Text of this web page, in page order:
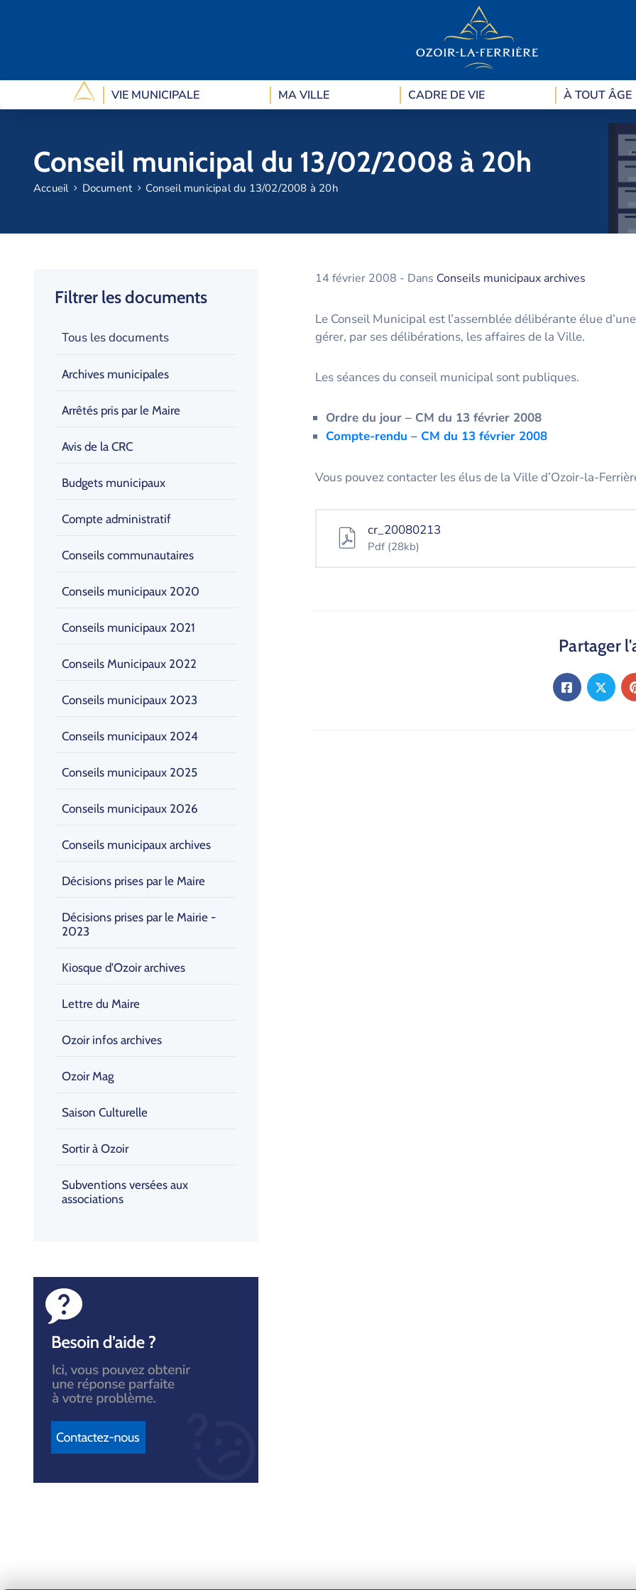
VIE MUNICIPALE MA VILLE CADRE DE VIE À TOUT ÂGE
Conseil municipal du 13/02/2008 à 20h
Accueil Document Conseil municipal du 13/02/2008 à 20h
Filtrer les documents
Tous les documents
Archives municipales
Arrêtés pris par le Maire
Avis de la CRC
Budgets municipaux
Compte administratif
Conseils communautaires
Conseils municipaux 2020
Conseils municipaux 2021
Conseils Municipaux 2022
Conseils municipaux 2023
Conseils municipaux 2024
Conseils municipaux 2025
Conseils municipaux 2026
Conseils municipaux archives
Décisions prises par le Maire
Décisions prises par le Mairie -
2023
Kiosque d'Ozoir archives
Lettre du Maire
Ozoir infos archives
Ozoir Mag
Saison Culturelle
Sortir à Ozoir
Subventions versées aux
associations
14 février 2008 - Dans Conseils municipaux archives
Le Conseil Municipal est l’assemblée délibérante élue
gérer, par ses délibérations, les affaires de la Ville.
Les séances du conseil municipal sont publiques.
Ordre du jour – CM du 13 février 2008
Compte-rendu – CM du 13 février 2008
Vous pouvez contacter les élus de la Ville d’Ozoir-la-
cr_20080213
Pdf (28kb)
Partager